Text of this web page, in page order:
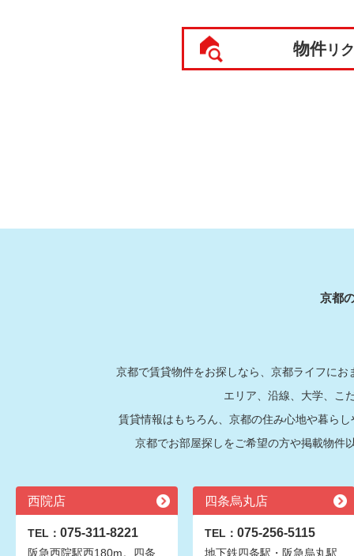
物件リ
京都
京都で賃貸物件をお探しなら、京都ライフに
エリア、沿線、大学、こ
賃貸情報はもちろん、京都の住み心地や暮ら
京都でお部屋探しをご希望の方や掲載物件
西院店
TEL： 075-311-8221
阪急西院駅西180m。四条
四条烏丸店
TEL： 075-256-5115
地下鉄四条駅・阪急烏丸駅